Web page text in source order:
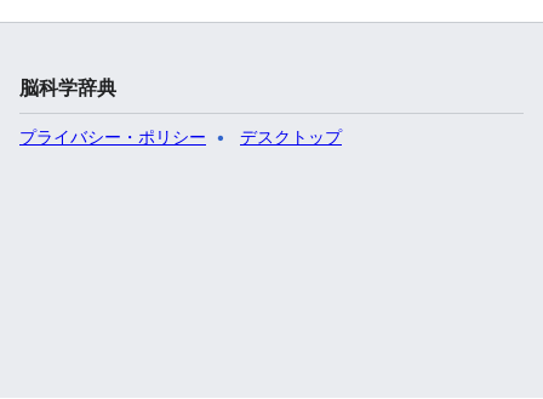
脳科学辞典
プライバシー・ポリシー デスクトップ